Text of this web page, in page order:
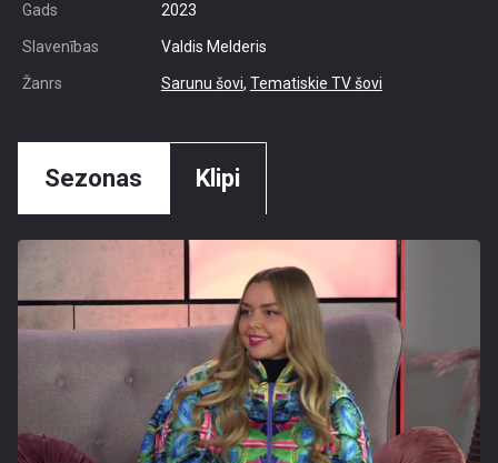
Gads 2023
Slavenības Valdis Melderis
Žanrs Sarunu šovi, Tematiskie TV šovi
Sezonas Klipi